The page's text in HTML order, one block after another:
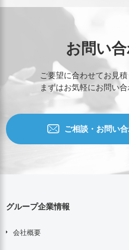
お問い
ご要望に合わせてお見積
まずはお気軽にお問い合
ご相談・お問い
グループ企業情報
会社概要